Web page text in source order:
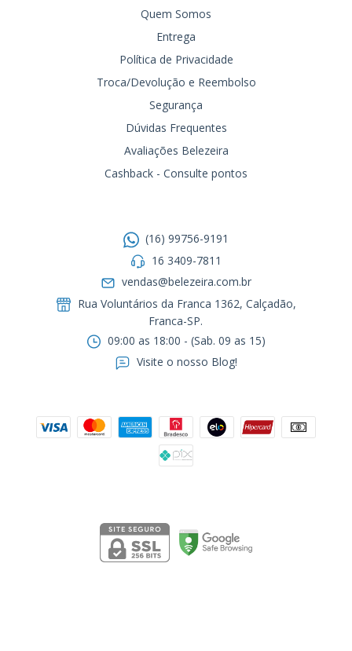
Quem Somos
Entrega
Política de Privacidade
Troca/Devolução e Reembolso
Segurança
Dúvidas Frequentes
Avaliações Belezeira
Cashback - Consulte pontos
(16) 99756-9191
16 3409-7811
vendas@belezeira.com.br
Rua Voluntários da Franca 1362, Calçadão,
Franca-SP.ㅤㅤㅤㅤㅤㅤㅤㅤㅤㅤㅤ
09:00 as 18:00 - (Sab. 09 as 15)
Visite o nosso Blog!